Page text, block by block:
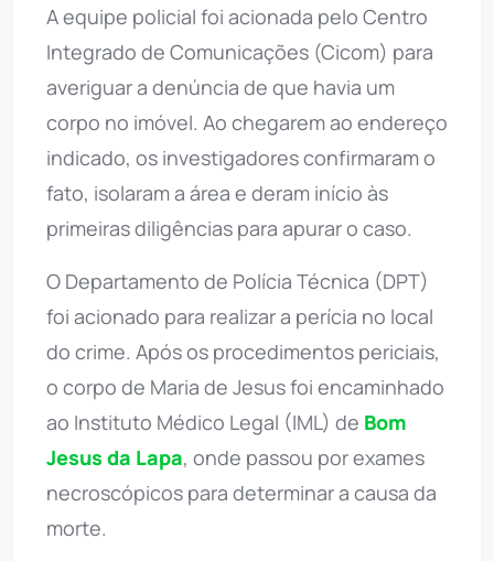
A equipe policial foi acionada pelo Centro
Integrado de Comunicações (Cicom) para
averiguar a denúncia de que havia um
corpo no imóvel. Ao chegarem ao endereço
indicado, os investigadores confirmaram o
fato, isolaram a área e deram início às
primeiras diligências para apurar o caso.
O Departamento de Polícia Técnica (DPT)
foi acionado para realizar a perícia no local
do crime. Após os procedimentos periciais,
o corpo de Maria de Jesus foi encaminhado
ao Instituto Médico Legal (IML) de Bom
Jesus da Lapa, onde passou por exames
necroscópicos para determinar a causa da
morte.